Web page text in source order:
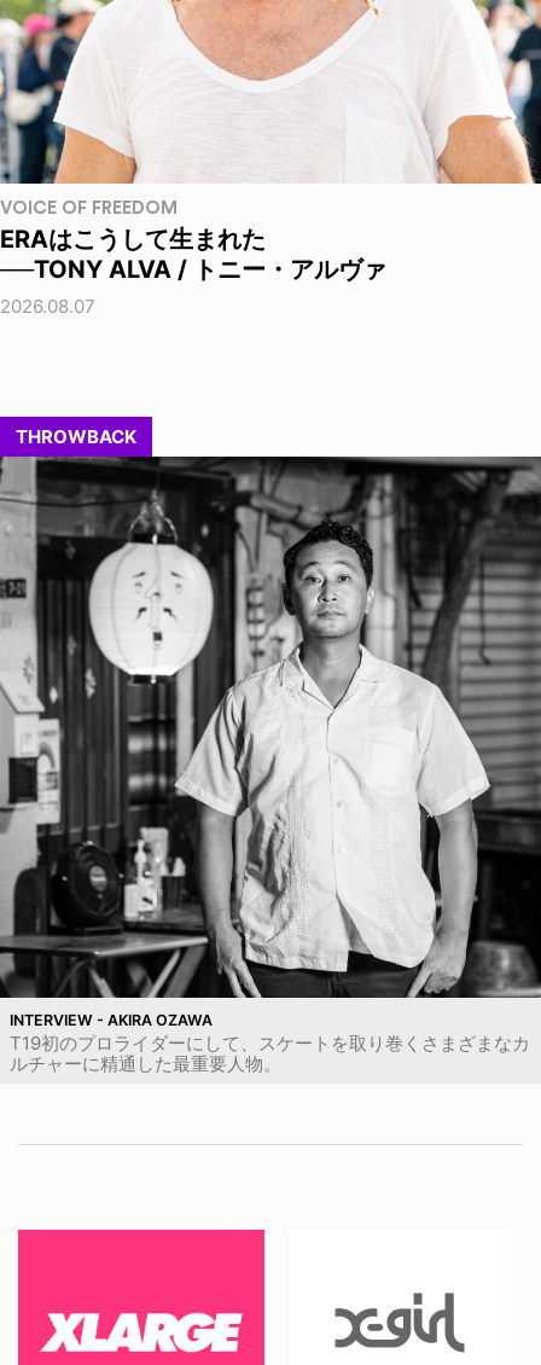
VOICE OF FREEDOM
ERAはこうして生まれた
──TONY ALVA / トニー・アルヴァ
2026.08.07
THROWBACK
INTERVIEW - AKIRA OZAWA
T19初のプロライダーにして、スケートを取り巻くさまざまなカ
ルチャーに精通した最重要人物。